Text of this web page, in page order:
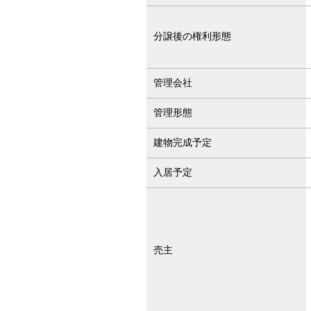
分譲後の権利形態
管理会社
管理形態
建物完成予定
入居予定
売主